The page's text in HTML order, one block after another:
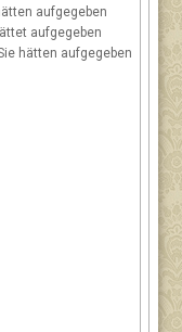
aufgegeben
aufgegeben
hätten aufgegeben